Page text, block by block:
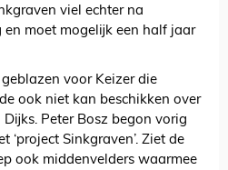
viel echter na
moet mogelijk een half jaar
voor Keizer die
ook niet kan beschikken over
Peter Bosz begon vorig
‘project Sinkgraven’. Ziet de
ook middenvelders waarmee